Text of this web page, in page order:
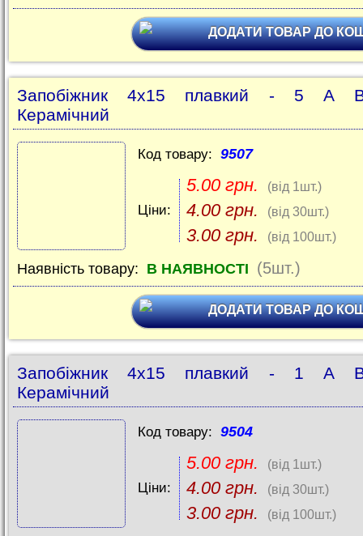
ДОДАТИ ТОВАР ДО
Запобіжник 4x15 плавкий - 5 A
Керамічний
Код товару: 9507
Ціни:
5.00 грн. (від 1шт.)
4.00 грн. (від 30шт.)
3.00 грн. (від 100шт.)
Наявність товару: В НАЯВНОСТІ (5шт.)
ДОДАТИ ТОВАР ДО
Запобіжник 4x15 плавкий - 1 A
Керамічний
Код товару: 9504
Ціни:
5.00 грн. (від 1шт.)
4.00 грн. (від 30шт.)
3.00 грн. (від 100шт.)